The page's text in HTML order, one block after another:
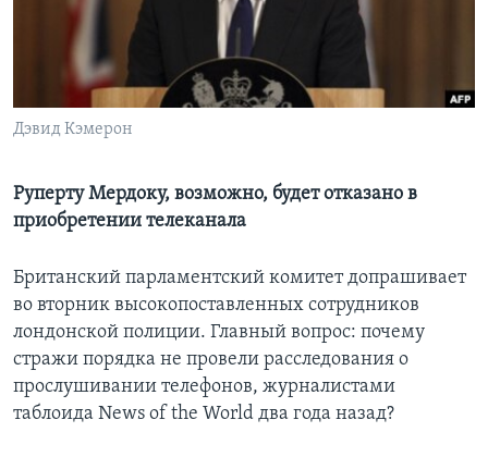
Learning English
Языки
Дэвид Кэмерон
Руперту Мердоку, возможно, будет отказано в
приобретении телеканала
Британский парламентский комитет допрашивает
во вторник высокопоставленных сотрудников
лондонской полиции. Главный вопрос: почему
стражи порядка не провели расследования о
прослушивании телефонов, журналистами
таблоида News of the World два года назад?